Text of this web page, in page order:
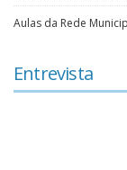
Aulas da Rede
Entrevista